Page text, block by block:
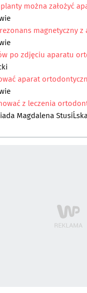
można założyć
magnetyczny
po zdjęciu aparatu
aparat
z leczenia
Magdalena